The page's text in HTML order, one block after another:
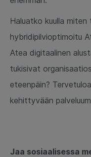
Haluatko kuulla
hybridipilvioptimoitu
Atea digitaalinen
tukisivat
eteenpäin?
kehittyvään
Jaa sosiaalisessa